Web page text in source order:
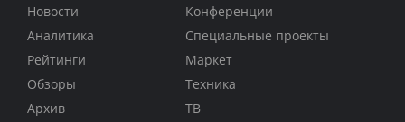
Новости
Аналитика
Рейтинги
Обзоры
Архив
Конференции
Специальные проекты
Маркет
Техника
ТВ